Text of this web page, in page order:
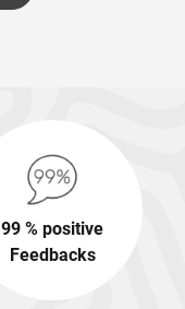
99 % positive
Feedbacks